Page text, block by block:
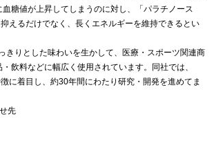
糖値が上昇してしまうのに対し、「パラチノース
えるだけでなく、長くエネルギーを維持できるとい
きりとした味わいを生かして、医療・スポーツ関連商
飲料などに幅広く使用されています。同社では、
に着目し、約30年間にわたり研究・開発を進めてま
先